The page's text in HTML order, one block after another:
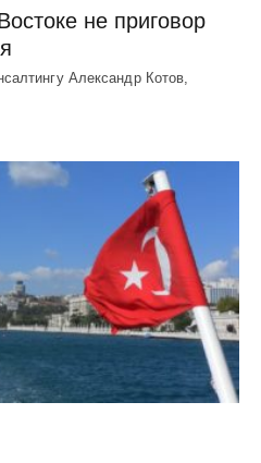
не приговор
Александр Котов,